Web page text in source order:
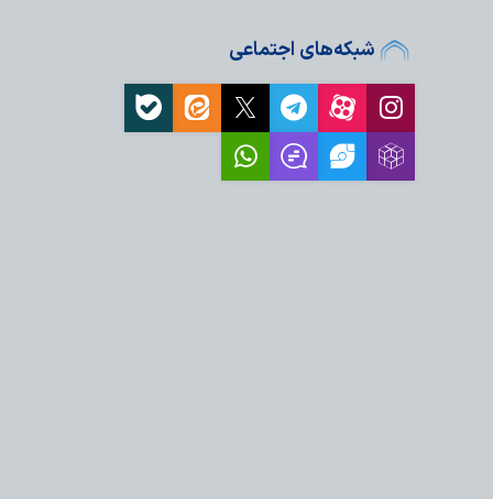
شبکه‌های اجتماعی